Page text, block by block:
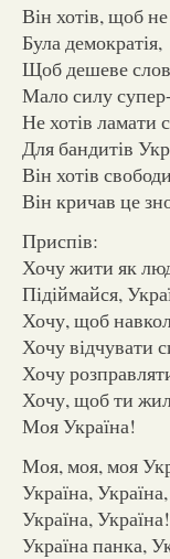
Він хотів, щоб
Була демократія,
Щоб дешеве
Мало силу
Не хотів ламати
Для бандитів
Він хотів
Він кричав це
Приспів:
Хочу жити як
Підіймайся,
Хочу, щоб
Хочу відчувати
Хочу
Хочу, щоб ти
Моя Україна!
Моя, моя, моя
Україна, Україна,
Україна, Україна!
Україна панка,